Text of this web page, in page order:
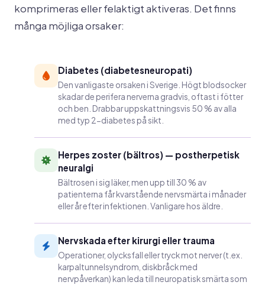
komprimeras eller felaktigt aktiveras. Det finns
många möjliga orsaker:
Diabetes (diabetesneuropati)
Den vanligaste orsaken i Sverige. Högt blodsocker
skadar de perifera nerverna gradvis, oftast i fötter
och ben. Drabbar uppskattningsvis 50 % av alla
med typ 2-diabetes på sikt.
Herpes zoster (bältros) — postherpetisk
neuralgi
Bältrosen i sig läker, men upp till 30 % av
patienterna får kvarstående nervsmärta i månader
eller år efter infektionen. Vanligare hos äldre.
Nervskada efter kirurgi eller trauma
Operationer, olycksfall eller tryck mot nerver (t.ex.
karpaltunnelsyndrom, diskbråck med
nervpåverkan) kan leda till neuropatisk smärta som